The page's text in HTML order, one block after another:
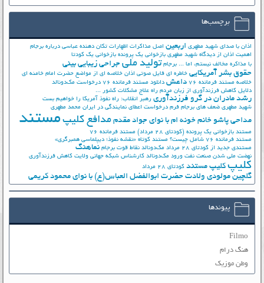
برچسب‌ها
اذان با صدای شهید مطهری اربعین اصل مذاکرات اظهارات تکان دهنده عباسی درباره برجام
اهمیت اذان از دیدگاه شهید مطهری بازخوانی یک پرونده بازخوانی یک کودتا
با مذاکره مخالف نیستم، اما ... برجام تولید ملی جراحی زیبایی بینی
حقوق بشر آمریکایی خاطره ای فایل صوتی اذان خلاصه ای از مواضع حضرت امام خامنه ای
خلاصه مستند فرمانده 76
داعش دانلود مستند فرمانده 76
درخواست مک‌دونالد
دلایل کاهش فرزندآوری از زبان مردم راه علاج مشکلات کشور ...
رشد مادران در گرو فرزندآوری رهبر انقلاب: راه نفوذ آمریکا را خواهیم بست
شهید مطهری ضعف های برجام فرم درخواست اعطای نمایندگی در ایران محمد مطهری
مداحی پاشو خانم خونه ام با نوای جواد مقدم مدافع کلیپ مستند
مستند بازخوانی یک پرونده (کودتای 28 مرداد)
مستند فرمانده 76
مستند فرمانده 76 شامل چیست؟
مستند کوتاه «نقشه نفوذ؛ دیپلماسی همبرگری»
مستندی جدید از کودتای 28 مرداد
مک‌دونالد نقاط قوت برجام نماهنگ
نهضت ملي شدن صنعت نفت ورود مک‌دونالد کارشناس شبکه جهانی ولایت کاهش فرزندآوری
کلیپ کلیپ مستند کودتای 28 مرداد
گلچین مولودی ولادت حضرت ابوالفضل العباس(ع) با نوای محمود کریمی
پیوندها
Filmo
هنگ درام
وطن موزیک